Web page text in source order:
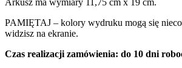
PAMIĘTAJ – kolory wydruku mogą się
widzisz na ekranie.
Czas realizacji zamówienia: do 10 dni